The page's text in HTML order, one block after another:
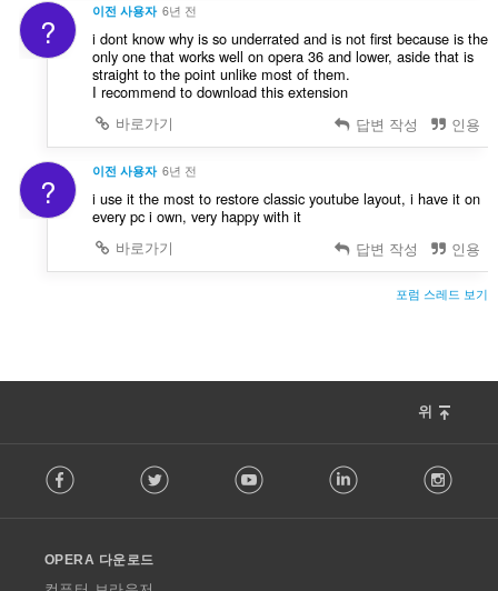
? 이전 사용자 6년 전
i dont know why is so underrated and is not first because is the
only one that works well on opera 36 and lower, aside that is
straight to the point unlike most of them.
I recommend to download this extension
바로가기
답변 작성 인용
? 이전 사용자 6년 전
i use it the most to restore classic youtube layout, i have it on
every pc i own, very happy with it
바로가기
답변 작성 인용
포럼 스레드 보기
위
o
w
O
Facebook Twitter Youtube LinkedIn
OPERA 다운로드